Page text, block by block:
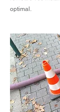
optimal.